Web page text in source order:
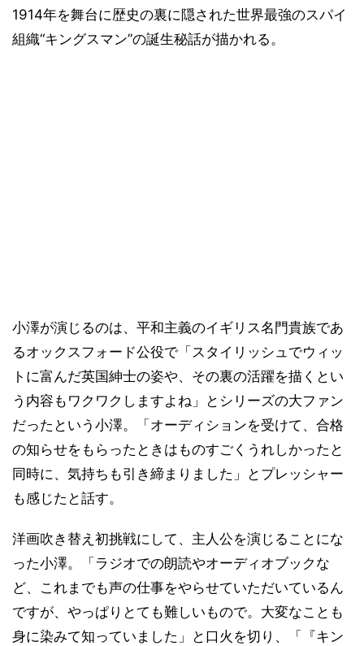
1914年を舞台に歴史の裏に隠された世界最強のスパイ
組織“キングスマン”の誕生秘話が描かれる。
小澤が演じるのは、平和主義のイギリス名門貴族であ
るオックスフォード公役で「スタイリッシュでウィッ
トに富んだ英国紳士の姿や、その裏の活躍を描くとい
う内容もワクワクしますよね」とシリーズの大ファン
だったという小澤。「オーディションを受けて、合格
の知らせをもらったときはものすごくうれしかったと
同時に、気持ちも引き締まりました」とプレッシャー
も感じたと話す。
洋画吹き替え初挑戦にして、主人公を演じることにな
った小澤。「ラジオでの朗読やオーディオブックな
ど、これまでも声の仕事をやらせていただいているん
ですが、やっぱりとても難しいもので。大変なことも
身に染みて知っていました」と口火を切り、「『キン